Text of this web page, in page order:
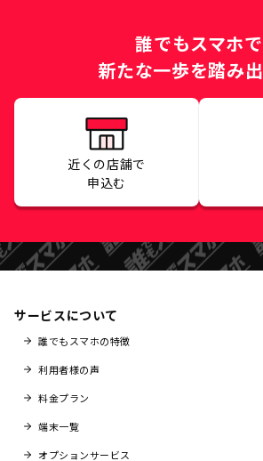
誰でもスマホで
新たな一歩を踏み
近くの店舗で
申込む
サービスについて
誰でもスマホの特徴
利用者様の声
料金プラン
端末一覧
オプションサービス